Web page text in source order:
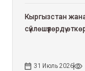
Кыргызстан
сүйлөшүүлөрдү
31 Июль 2026